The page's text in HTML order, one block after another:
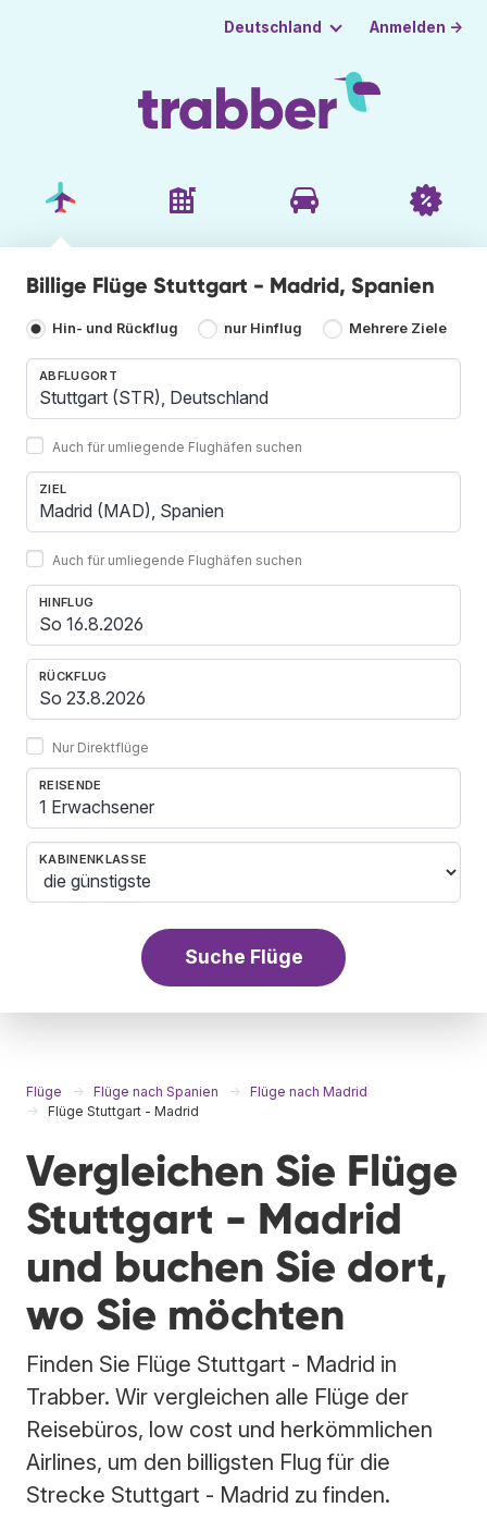
Deutschland Anmelden →
Billige Flüge Stuttgart - Madrid, Spanien
Hin- und Rückflug nur Hinflug Mehrere Ziele
ABFLUGORT
Auch für umliegende Flughäfen suchen
ZIEL
Auch für umliegende Flughäfen suchen
HINFLUG
RÜCKFLUG
Nur Direktflüge
REISENDE
1 Erwachsener
KABINENKLASSE
Suche Flüge
Flüge Flüge nach Spanien
Flüge nach Madrid
Flüge Stuttgart - Madrid
Vergleichen Sie Flüge
Stuttgart - Madrid
und buchen Sie dort,
wo Sie möchten
Finden Sie Flüge Stuttgart - Madrid in
Trabber. Wir vergleichen alle Flüge der
Reisebüros, low cost und herkömmlichen
Airlines, um den billigsten Flug für die
Strecke Stuttgart - Madrid zu finden.